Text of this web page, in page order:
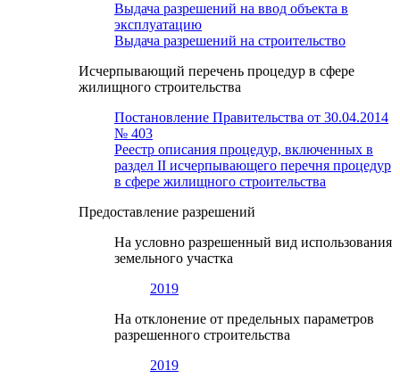
Выдача разрешений на ввод объекта в
эксплуатацию
Выдача разрешений на строительство
Исчерпывающий перечень процедур в сфере
жилищного строительства
Постановление Правительства от 30.04.2014
№ 403
Реестр описания процедур, включенных в
раздел II исчерпывающего перечня процедур
в сфере жилищного строительства
Предоставление разрешений
На условно разрешенный вид использования
земельного участка
2019
На отклонение от предельных параметров
разрешенного строительства
2019